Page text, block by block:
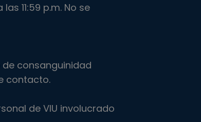
11:59 p.m. No se
consanguinidad
contacto.
de VIU involucrado